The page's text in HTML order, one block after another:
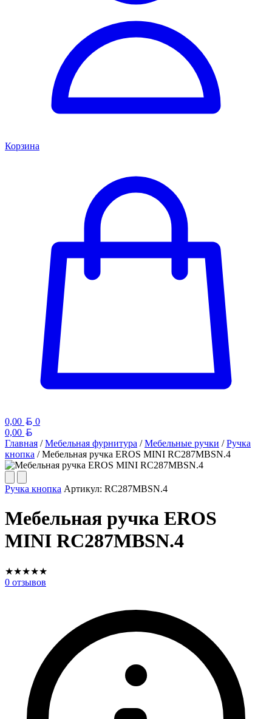
Корзина
0,00 Белорусский рубль
0
0,00
Главная /Мебельная фурнитура /Мебельные ручки /Ручка
кнопка / Мебельная ручка EROS MINI RC287MBSN.4
Ручка кнопка Артикул: RC287MBSN.4
Мебельная ручка EROS
MINI RC287MBSN.4
★★★★★
0 отзывов